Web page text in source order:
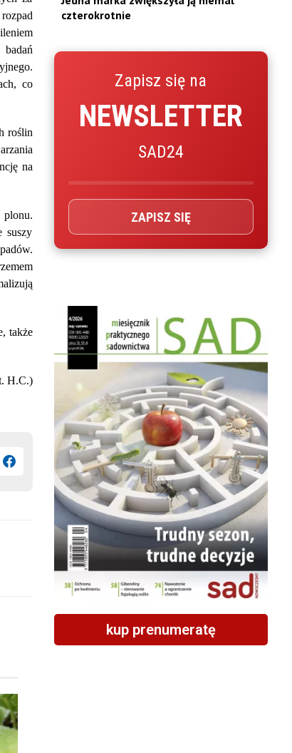
co
roślin
na
plonu.
suszy
także
H.C.)
czterokrotnie
Zapisz się na
NEWSLETTER
SAD24
ZAPISZ SIĘ
kup prenumeratę